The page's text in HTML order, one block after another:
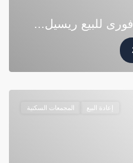
فورى للبيع ريسيل...
إعادة البيع المجمعات السكنية